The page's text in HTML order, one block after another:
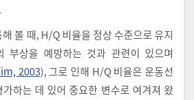
볼 때, H/Q 비율을 정상 수준으로 유지
부상을 예방하는 것과 관련이 있으며
2003), 그로 인해 H/Q 비율은 운동선
하는 데 있어 중요한 변수로 여겨져 왔